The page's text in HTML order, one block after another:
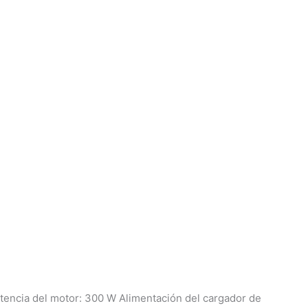
del motor: 300 W Alimentación del cargador de